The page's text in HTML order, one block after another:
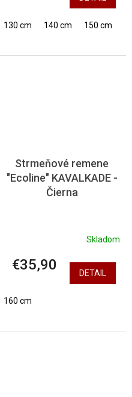
130 cm 140 cm 150 cm
150 cm
Strmeňové remene
"Ecoline" KAVALKADE -
Čierna
Skladom
€35,90 DETAIL
160 cm